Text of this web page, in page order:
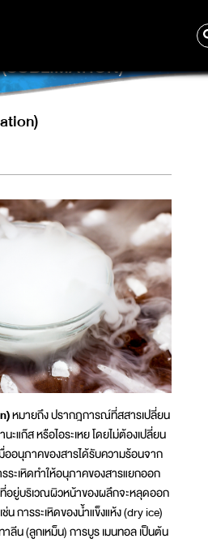
หมายถึง ปรากฎการณ์ที่สสารเปลี่ยน
ะแก๊ส หรือไอระเหย โดยไม่ต้องเปลี่ยน
มื่ออนุภาคของสารได้รับความร้อนจาก
ระเหิดทำให้อนุภาคของสารแยกออก
อยู่บริเวณผิวหน้าของผลึกจะหลุดออก
น การระเหิดของน้ำแข็งแห้ง (dry ice)
ลีน (ลูกเหม็น) การบูร เมนทอล เป็นต้น